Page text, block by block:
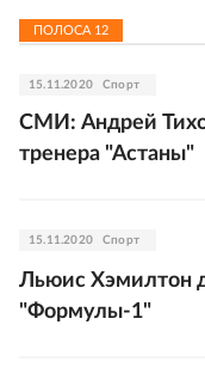
ПОЛОСА 12
15.11.2020 Спорт
СМИ: Андрей
тренера "Астаны"
15.11.2020 Спорт
Льюис Хэмилтон
"Формулы-1"